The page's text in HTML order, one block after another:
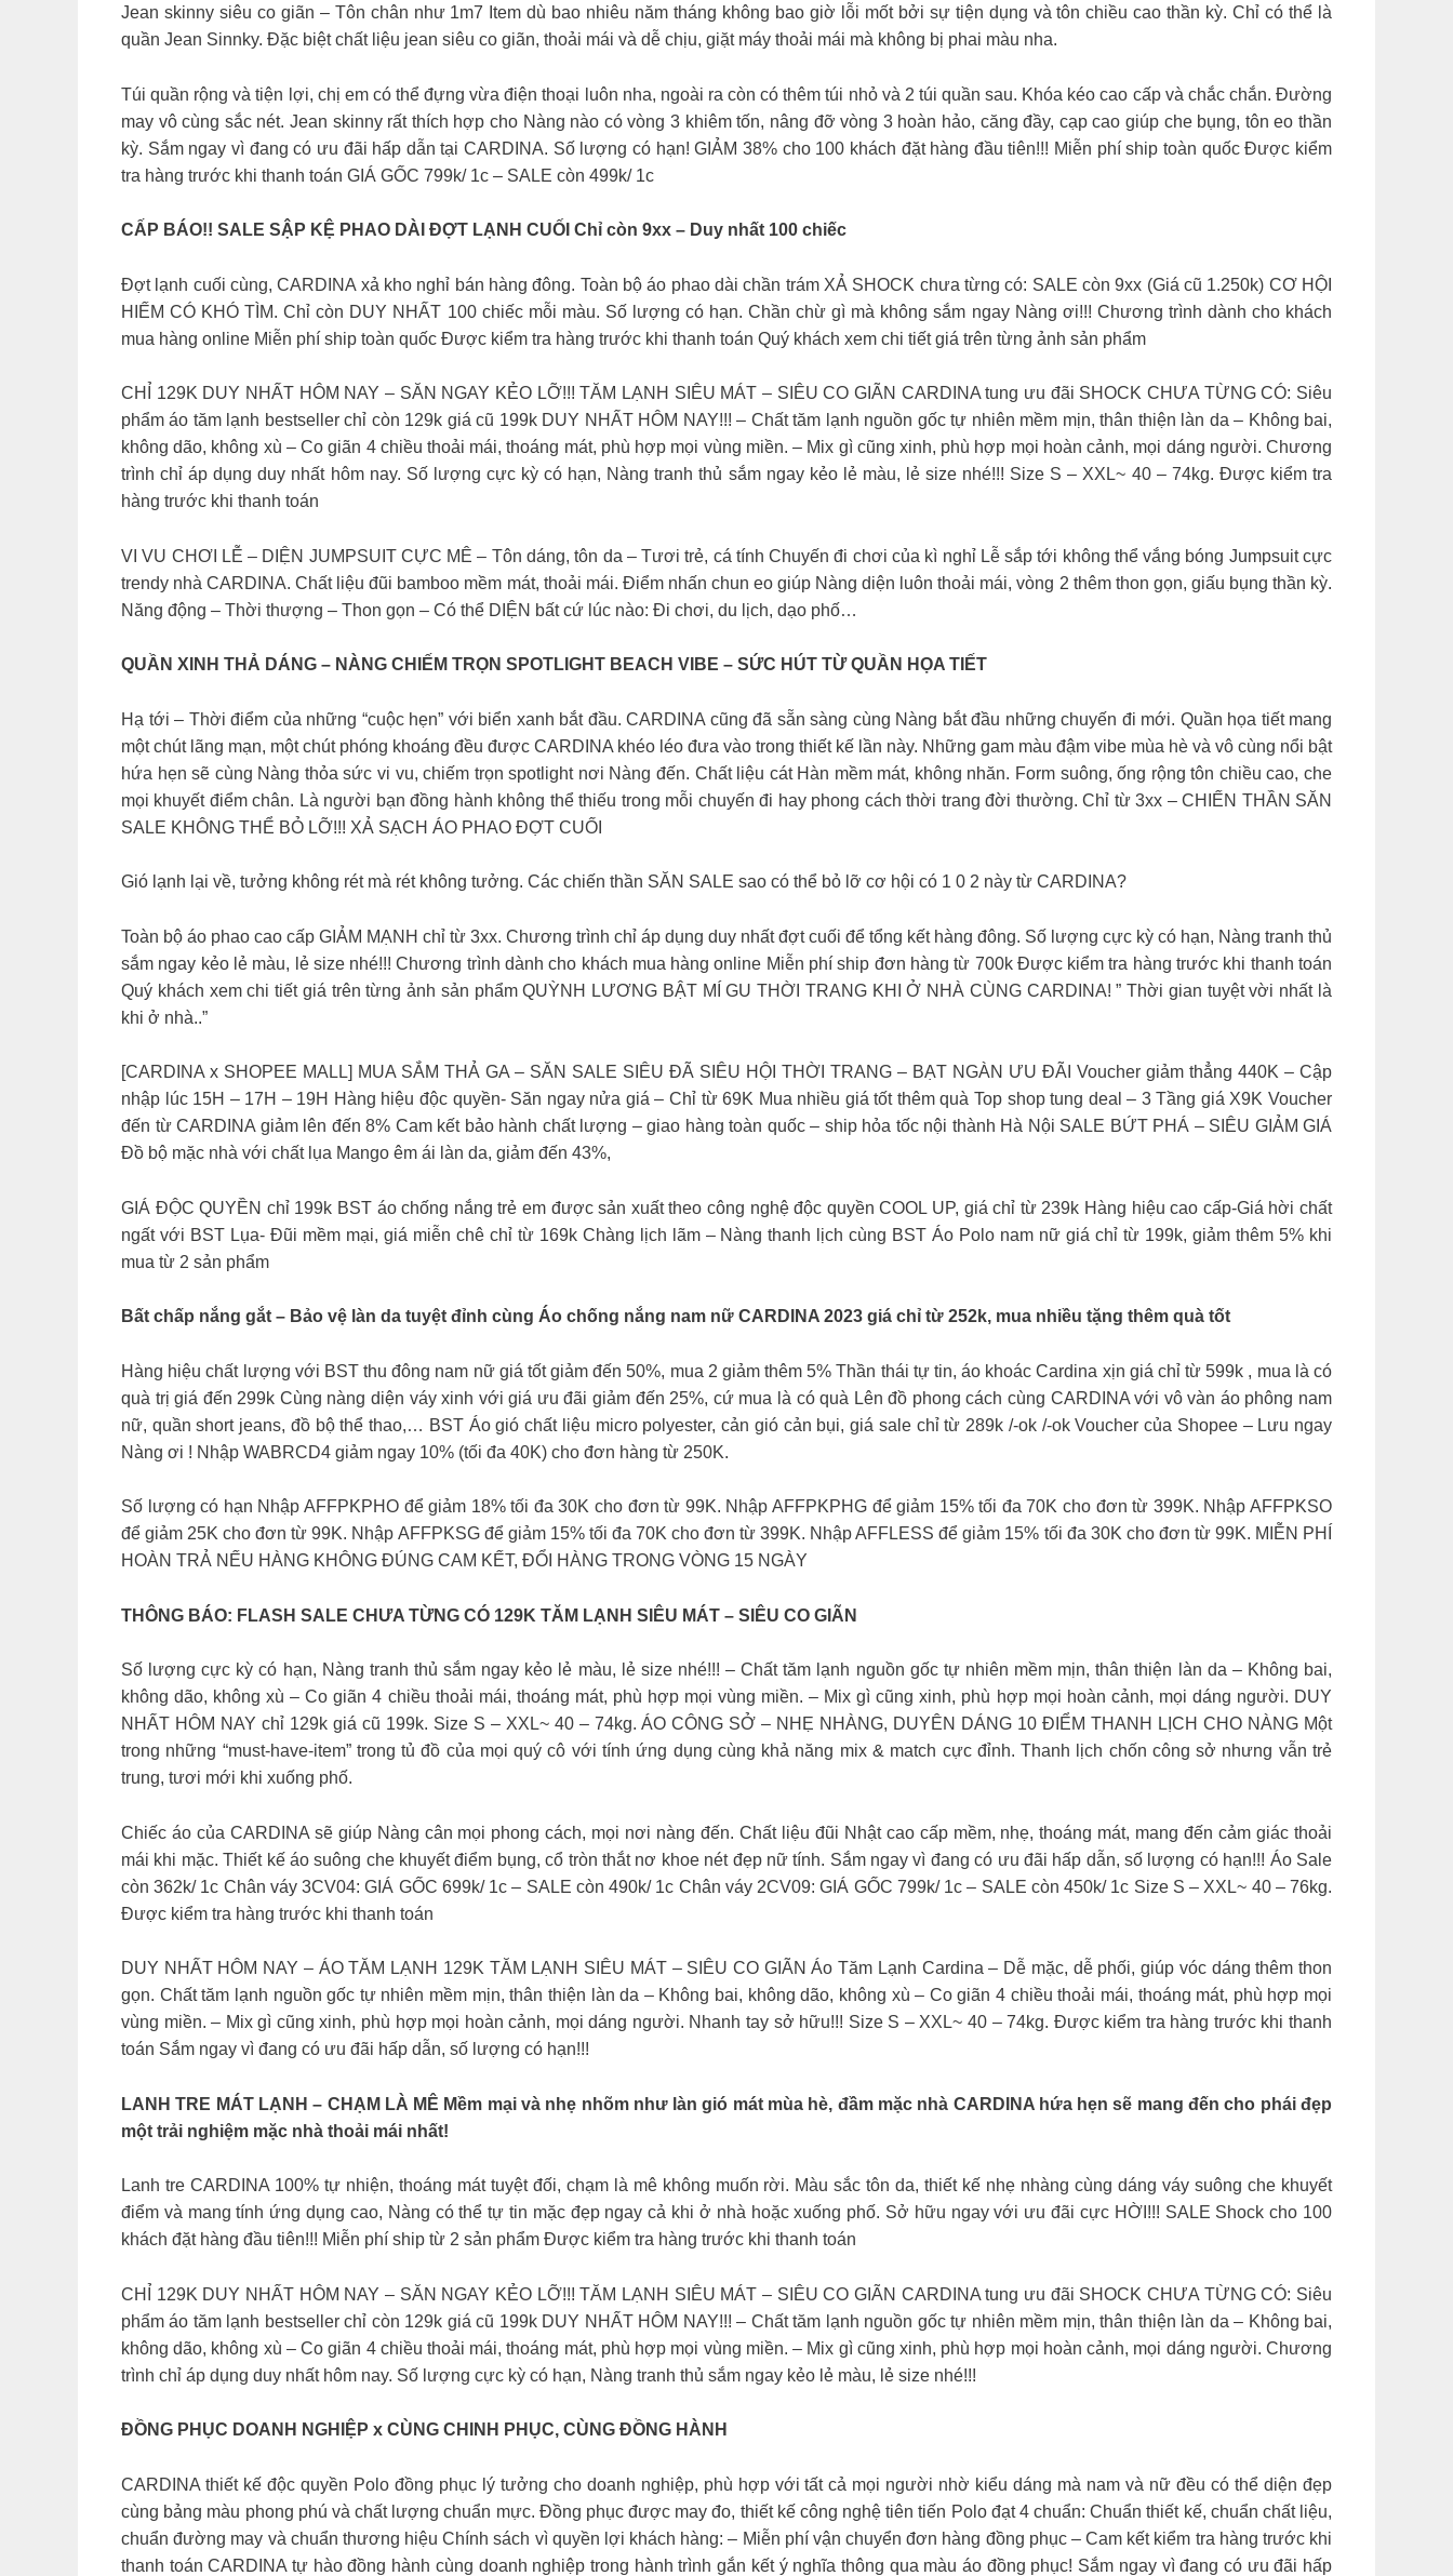
Jean skinny siêu co giãn – Tôn chân như 1m7 Item dù bao nhiêu năm tháng không bao giờ lỗi mốt bởi sự tiện dụng và tôn chiều cao thần kỳ. Chỉ có thể là
quần Jean Sinnky. Đặc biệt chất liệu jean siêu co giãn, thoải mái và dễ chịu, giặt máy thoải mái mà không bị phai màu nha.
Túi quần rộng và tiện lợi, chị em có thể đựng vừa điện thoại luôn nha, ngoài ra còn có thêm túi nhỏ và 2 túi quần sau. Khóa kéo cao cấp và chắc chắn. Đường
may vô cùng sắc nét. Jean skinny rất thích hợp cho Nàng nào có vòng 3 khiêm tốn, nâng đỡ vòng 3 hoàn hảo, căng đầy, cạp cao giúp che bụng, tôn eo thần
kỳ. Sắm ngay vì đang có ưu đãi hấp dẫn tại CARDINA. Số lượng có hạn! GIẢM 38% cho 100 khách đặt hàng đầu tiên!!! Miễn phí ship toàn quốc Được kiểm
tra hàng trước khi thanh toán GIÁ GỐC 799k/ 1c – SALE còn 499k/ 1c
CẤP BÁO!! SALE SẬP KỆ PHAO DÀI ĐỢT LẠNH CUỐI Chỉ còn 9xx – Duy nhất 100 chiếc
Đợt lạnh cuối cùng, CARDINA xả kho nghỉ bán hàng đông. Toàn bộ áo phao dài chần trám XẢ SHOCK chưa từng có: SALE còn 9xx (Giá cũ 1.250k) CƠ HỘI
HIẾM CÓ KHÓ TÌM. Chỉ còn DUY NHẤT 100 chiếc mỗi màu. Số lượng có hạn. Chần chừ gì mà không sắm ngay Nàng ơi!!! Chương trình dành cho khách
mua hàng online Miễn phí ship toàn quốc Được kiểm tra hàng trước khi thanh toán Quý khách xem chi tiết giá trên từng ảnh sản phẩm
CHỈ 129K DUY NHẤT HÔM NAY – SĂN NGAY KẺO LỠ!!! TĂM LẠNH SIÊU MÁT – SIÊU CO GIÃN CARDINA tung ưu đãi SHOCK CHƯA TỪNG CÓ: Siêu
phẩm áo tăm lạnh bestseller chỉ còn 129k giá cũ 199k DUY NHẤT HÔM NAY!!! – Chất tăm lạnh nguồn gốc tự nhiên mềm mịn, thân thiện làn da – Không bai,
không dão, không xù – Co giãn 4 chiều thoải mái, thoáng mát, phù hợp mọi vùng miền. – Mix gì cũng xinh, phù hợp mọi hoàn cảnh, mọi dáng người. Chương
trình chỉ áp dụng duy nhất hôm nay. Số lượng cực kỳ có hạn, Nàng tranh thủ sắm ngay kẻo lẻ màu, lẻ size nhé!!! Size S – XXL~ 40 – 74kg. Được kiểm tra
hàng trước khi thanh toán
VI VU CHƠI LỄ – DIỆN JUMPSUIT CỰC MÊ – Tôn dáng, tôn da – Tươi trẻ, cá tính Chuyến đi chơi của kì nghỉ Lễ sắp tới không thể vắng bóng Jumpsuit cực
trendy nhà CARDINA. Chất liệu đũi bamboo mềm mát, thoải mái. Điểm nhấn chun eo giúp Nàng diện luôn thoải mái, vòng 2 thêm thon gọn, giấu bụng thần kỳ.
Năng động – Thời thượng – Thon gọn – Có thể DIỆN bất cứ lúc nào: Đi chơi, du lịch, dạo phố…
QUẦN XINH THẢ DÁNG – NÀNG CHIẾM TRỌN SPOTLIGHT BEACH VIBE – SỨC HÚT TỪ QUẦN HỌA TIẾT
Hạ tới – Thời điểm của những “cuộc hẹn” với biển xanh bắt đầu. CARDINA cũng đã sẵn sàng cùng Nàng bắt đầu những chuyến đi mới. Quần họa tiết mang
một chút lãng mạn, một chút phóng khoáng đều được CARDINA khéo léo đưa vào trong thiết kế lần này. Những gam màu đậm vibe mùa hè và vô cùng nổi bật
hứa hẹn sẽ cùng Nàng thỏa sức vi vu, chiếm trọn spotlight nơi Nàng đến. Chất liệu cát Hàn mềm mát, không nhăn. Form suông, ống rộng tôn chiều cao, che
mọi khuyết điểm chân. Là người bạn đồng hành không thể thiếu trong mỗi chuyến đi hay phong cách thời trang đời thường. Chỉ từ 3xx – CHIẾN THẦN SĂN
SALE KHÔNG THỂ BỎ LỠ!!! XẢ SẠCH ÁO PHAO ĐỢT CUỐI
Gió lạnh lại về, tưởng không rét mà rét không tưởng. Các chiến thần SĂN SALE sao có thể bỏ lỡ cơ hội có 1 0 2 này từ CARDINA?
Toàn bộ áo phao cao cấp GIẢM MẠNH chỉ từ 3xx. Chương trình chỉ áp dụng duy nhất đợt cuối để tổng kết hàng đông. Số lượng cực kỳ có hạn, Nàng tranh thủ
sắm ngay kẻo lẻ màu, lẻ size nhé!!! Chương trình dành cho khách mua hàng online Miễn phí ship đơn hàng từ 700k Được kiểm tra hàng trước khi thanh toán
Quý khách xem chi tiết giá trên từng ảnh sản phẩm QUỲNH LƯƠNG BẬT MÍ GU THỜI TRANG KHI Ở NHÀ CÙNG CARDINA! ” Thời gian tuyệt vời nhất là
khi ở nhà..”
[CARDINA x SHOPEE MALL] MUA SẮM THẢ GA – SĂN SALE SIÊU ĐÃ SIÊU HỘI THỜI TRANG – BẠT NGÀN ƯU ĐÃI Voucher giảm thẳng 440K – Cập
nhập lúc 15H – 17H – 19H Hàng hiệu độc quyền- Săn ngay nửa giá – Chỉ từ 69K Mua nhiều giá tốt thêm quà Top shop tung deal – 3 Tầng giá X9K Voucher
đến từ CARDINA giảm lên đến 8% Cam kết bảo hành chất lượng – giao hàng toàn quốc – ship hỏa tốc nội thành Hà Nội SALE BỨT PHÁ – SIÊU GIẢM GIÁ
Đồ bộ mặc nhà với chất lụa Mango êm ái làn da, giảm đến 43%,
GIÁ ĐỘC QUYỀN chỉ 199k BST áo chống nắng trẻ em được sản xuất theo công nghệ độc quyền COOL UP, giá chỉ từ 239k Hàng hiệu cao cấp-Giá hời chất
ngất với BST Lụa- Đũi mềm mại, giá miễn chê chỉ từ 169k Chàng lịch lãm – Nàng thanh lịch cùng BST Áo Polo nam nữ giá chỉ từ 199k, giảm thêm 5% khi
mua từ 2 sản phẩm
Bất chấp nắng gắt – Bảo vệ làn da tuyệt đỉnh cùng Áo chống nắng nam nữ CARDINA 2023 giá chỉ từ 252k, mua nhiều tặng thêm quà tốt
Hàng hiệu chất lượng với BST thu đông nam nữ giá tốt giảm đến 50%, mua 2 giảm thêm 5% Thần thái tự tin, áo khoác Cardina xịn giá chỉ từ 599k , mua là có
quà trị giá đến 299k Cùng nàng diện váy xinh với giá ưu đãi giảm đến 25%, cứ mua là có quà Lên đồ phong cách cùng CARDINA với vô vàn áo phông nam
nữ, quần short jeans, đồ bộ thể thao,… BST Áo gió chất liệu micro polyester, cản gió cản bụi, giá sale chỉ từ 289k /-ok /-ok Voucher của Shopee – Lưu ngay
Nàng ơi ! Nhập WABRCD4 giảm ngay 10% (tối đa 40K) cho đơn hàng từ 250K.
Số lượng có hạn Nhập AFFPKPHO để giảm 18% tối đa 30K cho đơn từ 99K. Nhập AFFPKPHG để giảm 15% tối đa 70K cho đơn từ 399K. Nhập AFFPKSO
để giảm 25K cho đơn từ 99K. Nhập AFFPKSG để giảm 15% tối đa 70K cho đơn từ 399K. Nhập AFFLESS để giảm 15% tối đa 30K cho đơn từ 99K. MIỄN PHÍ
HOÀN TRẢ NẾU HÀNG KHÔNG ĐÚNG CAM KẾT, ĐỔI HÀNG TRONG VÒNG 15 NGÀY
THÔNG BÁO: FLASH SALE CHƯA TỪNG CÓ 129K TĂM LẠNH SIÊU MÁT – SIÊU CO GIÃN
Số lượng cực kỳ có hạn, Nàng tranh thủ sắm ngay kẻo lẻ màu, lẻ size nhé!!! – Chất tăm lạnh nguồn gốc tự nhiên mềm mịn, thân thiện làn da – Không bai,
không dão, không xù – Co giãn 4 chiều thoải mái, thoáng mát, phù hợp mọi vùng miền. – Mix gì cũng xinh, phù hợp mọi hoàn cảnh, mọi dáng người. DUY
NHẤT HÔM NAY chỉ 129k giá cũ 199k. Size S – XXL~ 40 – 74kg. ÁO CÔNG SỞ – NHẸ NHÀNG, DUYÊN DÁNG 10 ĐIỂM THANH LỊCH CHO NÀNG Một
trong những “must-have-item” trong tủ đồ của mọi quý cô với tính ứng dụng cùng khả năng mix & match cực đỉnh. Thanh lịch chốn công sở nhưng vẫn trẻ
trung, tươi mới khi xuống phố.
Chiếc áo của CARDINA sẽ giúp Nàng cân mọi phong cách, mọi nơi nàng đến. Chất liệu đũi Nhật cao cấp mềm, nhẹ, thoáng mát, mang đến cảm giác thoải
mái khi mặc. Thiết kế áo suông che khuyết điểm bụng, cổ tròn thắt nơ khoe nét đẹp nữ tính. Sắm ngay vì đang có ưu đãi hấp dẫn, số lượng có hạn!!! Áo Sale
còn 362k/ 1c Chân váy 3CV04: GIÁ GỐC 699k/ 1c – SALE còn 490k/ 1c Chân váy 2CV09: GIÁ GỐC 799k/ 1c – SALE còn 450k/ 1c Size S – XXL~ 40 – 76kg.
Được kiểm tra hàng trước khi thanh toán
DUY NHẤT HÔM NAY – ÁO TĂM LẠNH 129K TĂM LẠNH SIÊU MÁT – SIÊU CO GIÃN Áo Tăm Lạnh Cardina – Dễ mặc, dễ phối, giúp vóc dáng thêm thon
gọn. Chất tăm lạnh nguồn gốc tự nhiên mềm mịn, thân thiện làn da – Không bai, không dão, không xù – Co giãn 4 chiều thoải mái, thoáng mát, phù hợp mọi
vùng miền. – Mix gì cũng xinh, phù hợp mọi hoàn cảnh, mọi dáng người. Nhanh tay sở hữu!!! Size S – XXL~ 40 – 74kg. Được kiểm tra hàng trước khi thanh
toán Sắm ngay vì đang có ưu đãi hấp dẫn, số lượng có hạn!!!
LANH TRE MÁT LẠNH – CHẠM LÀ MÊ Mềm mại và nhẹ nhõm như làn gió mát mùa hè, đầm mặc nhà CARDINA hứa hẹn sẽ mang đến cho phái đẹp
một trải nghiệm mặc nhà thoải mái nhất!
Lanh tre CARDINA 100% tự nhiện, thoáng mát tuyệt đối, chạm là mê không muốn rời. Màu sắc tôn da, thiết kế nhẹ nhàng cùng dáng váy suông che khuyết
điểm và mang tính ứng dụng cao, Nàng có thể tự tin mặc đẹp ngay cả khi ở nhà hoặc xuống phố. Sở hữu ngay với ưu đãi cực HỜI!!! SALE Shock cho 100
khách đặt hàng đầu tiên!!! Miễn phí ship từ 2 sản phẩm Được kiểm tra hàng trước khi thanh toán
CHỈ 129K DUY NHẤT HÔM NAY – SĂN NGAY KẺO LỠ!!! TĂM LẠNH SIÊU MÁT – SIÊU CO GIÃN CARDINA tung ưu đãi SHOCK CHƯA TỪNG CÓ: Siêu
phẩm áo tăm lạnh bestseller chỉ còn 129k giá cũ 199k DUY NHẤT HÔM NAY!!! – Chất tăm lạnh nguồn gốc tự nhiên mềm mịn, thân thiện làn da – Không bai,
không dão, không xù – Co giãn 4 chiều thoải mái, thoáng mát, phù hợp mọi vùng miền. – Mix gì cũng xinh, phù hợp mọi hoàn cảnh, mọi dáng người. Chương
trình chỉ áp dụng duy nhất hôm nay. Số lượng cực kỳ có hạn, Nàng tranh thủ sắm ngay kẻo lẻ màu, lẻ size nhé!!!
ĐỒNG PHỤC DOANH NGHIỆP x CÙNG CHINH PHỤC, CÙNG ĐỒNG HÀNH
CARDINA thiết kế độc quyền Polo đồng phục lý tưởng cho doanh nghiệp, phù hợp với tất cả mọi người nhờ kiểu dáng mà nam và nữ đều có thể diện đẹp
cùng bảng màu phong phú và chất lượng chuẩn mực. Đồng phục được may đo, thiết kế công nghệ tiên tiến Polo đạt 4 chuẩn: Chuẩn thiết kế, chuẩn chất liệu,
chuẩn đường may và chuẩn thương hiệu Chính sách vì quyền lợi khách hàng: – Miễn phí vận chuyển đơn hàng đồng phục – Cam kết kiểm tra hàng trước khi
thanh toán CARDINA tự hào đồng hành cùng doanh nghiệp trong hành trình gắn kết ý nghĩa thông qua màu áo đồng phục! Sắm ngay vì đang có ưu đãi hấp